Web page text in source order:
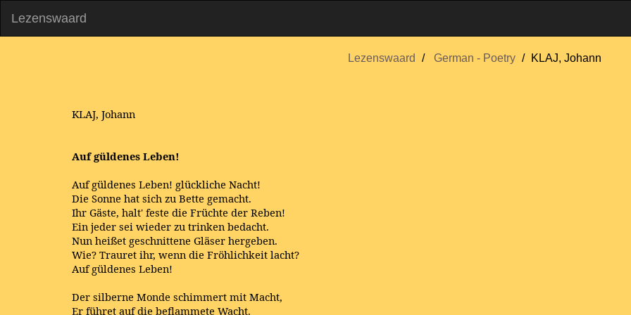
Lezenswaard
Lezenswaard German - Poetry KLAJ, Johann
KLAJ, Johann
Auf güldenes Leben!
Auf güldenes Leben! glückliche Nacht!
Die Sonne hat sich zu Bette gemacht.
Ihr Gäste, halt' feste die Früchte der Reben!
Ein jeder sei wieder zu trinken bedacht.
Nun heißet geschnittene Gläser hergeben.
Wie? Trauret ihr, wenn die Fröhlichkeit lacht?
Auf güldenes Leben!
Der silberne Monde schimmert mit Macht,
Er führet auf die beflammete Wacht.